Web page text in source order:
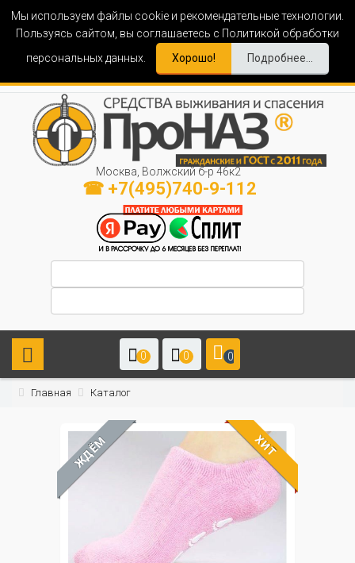
Мы используем файлы cookie и рекомендательные технологии.
Пользуясь сайтом, вы соглашаетесь с Политикой обработки
персональных данных.
Хорошо! Подробнее...
Москва, Волжский б-р 46к2
☎ +7(495)740-9-112
0 0 0
Главная Каталог
ЖДЁМ ХИТ